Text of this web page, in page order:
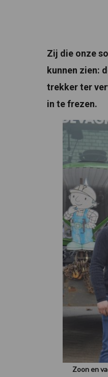
Zij die onze
kunnen zien:
trekker ter
in te frezen.
Zoon en